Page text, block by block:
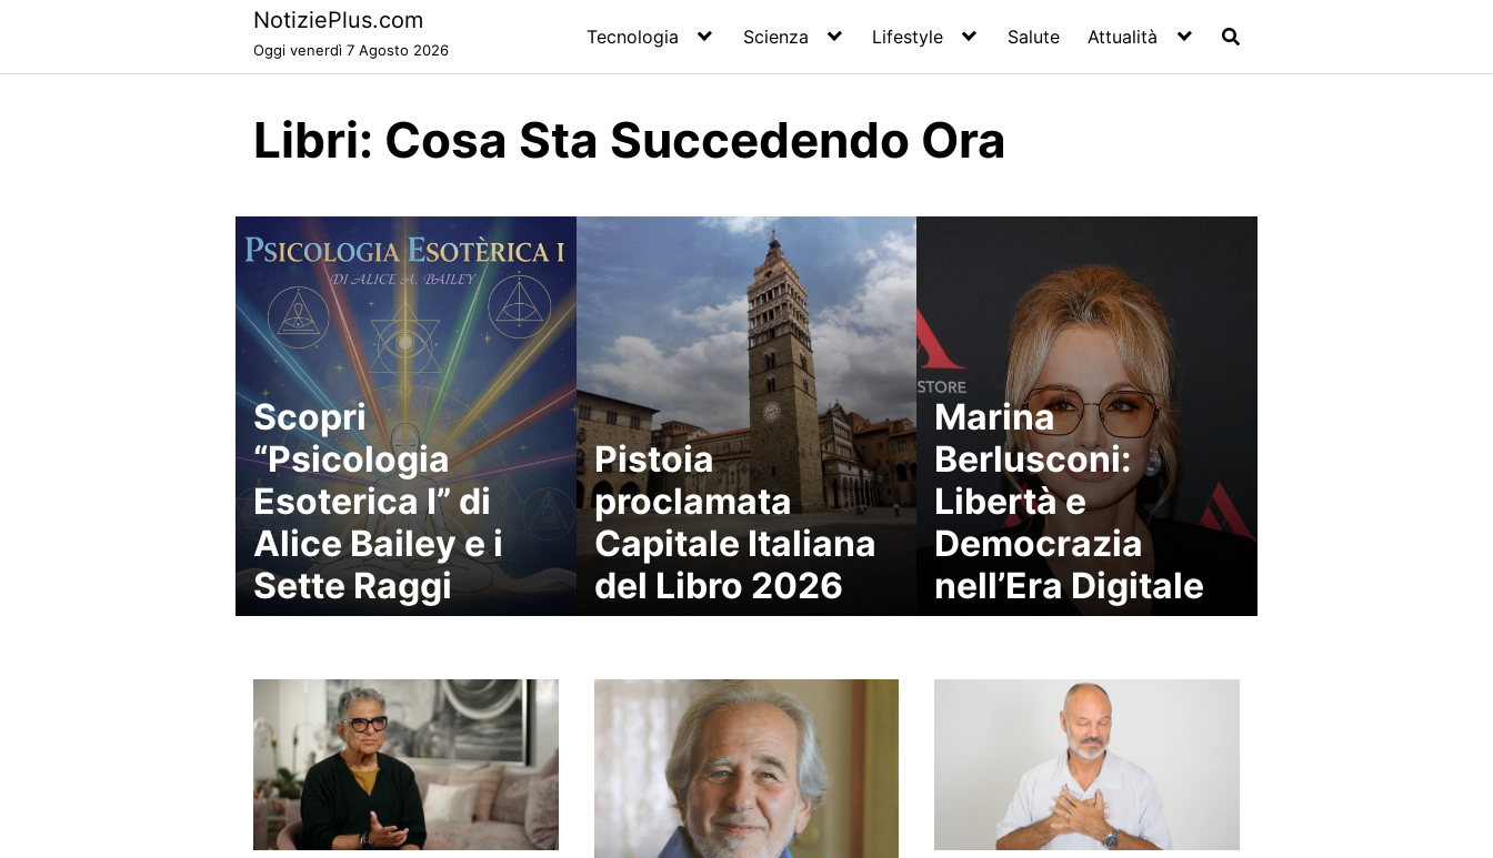
NotiziePlus.com
Oggi venerdì 7 Agosto 2026
Tecnologia Scienza Lifestyle Salute Attualità
Libri: Cosa Sta Succedendo Ora
Scopri
“Psicologia
Esoterica I” di
Alice Bailey e i
Sette Raggi
Pistoia
proclamata
Capitale Italiana
del Libro 2026
Marina
Berlusconi:
Libertà e
Democrazia
nell’Era Digitale